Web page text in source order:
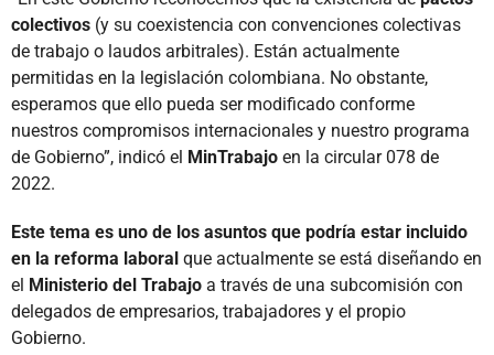
colectivos (y su coexistencia con convenciones colectivas
de trabajo o laudos arbitrales). Están actualmente
permitidas en la legislación colombiana. No obstante,
esperamos que ello pueda ser modificado conforme
nuestros compromisos internacionales y nuestro programa
de Gobierno”, indicó el MinTrabajo en la circular 078 de
2022.
Este tema es uno de los asuntos que podría estar incluido
en la reforma laboral que actualmente se está diseñando en
el Ministerio del Trabajo a través de una subcomisión con
delegados de empresarios, trabajadores y el propio
Gobierno.